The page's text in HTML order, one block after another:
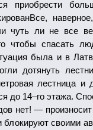
приобрести
чуть ли не все
чтобы спасать
была и в
дотянуть
лестница и
до 14–го этажа.
нет! —
своими